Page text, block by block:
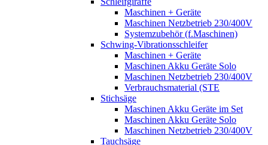
Maschinen + Geräte
Maschinen Netzbetrieb 230/400V
Systemzubehör (f.Maschinen)
Schwing-Vibrationsschleifer
Maschinen + Geräte
Maschinen Akku Geräte Solo
Maschinen Netzbetrieb 230/400V
Verbrauchsmaterial (STE
Stichsäge
Maschinen Akku Geräte im Set
Maschinen Akku Geräte Solo
Maschinen Netzbetrieb 230/400V
Tauchsäge